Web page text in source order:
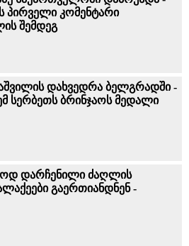
პირველი კომენტარი
შემდეგ
დახვედრა ბელგრადში -
სერბეთს ბრინჯაოს მედალი
დარჩენილი ძაღლის
გაერთიანდნენ -